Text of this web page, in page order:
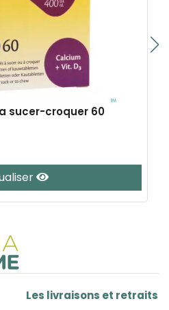
sucer-croquer 60
Les livraisons et retraits